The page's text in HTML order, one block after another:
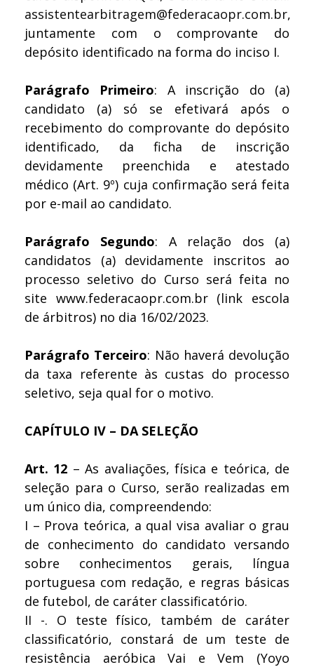
assistentearbitragem@federacaopr.com.br,
juntamente com o comprovante do
depósito identificado na forma do inciso I.
Parágrafo Primeiro: A inscrição do (a)
candidato (a) só se efetivará após o
recebimento do comprovante do depósito
identificado, da ficha de inscrição
devidamente preenchida e atestado
médico (Art. 9º) cuja confirmação será feita
por e-mail ao candidato.
Parágrafo Segundo: A relação dos (a)
candidatos (a) devidamente inscritos ao
processo seletivo do Curso será feita no
site www.federacaopr.com.br (link escola
de árbitros) no dia 16/02/2023.
Parágrafo Terceiro: Não haverá devolução
da taxa referente às custas do processo
seletivo, seja qual for o motivo.
CAPÍTULO IV – DA SELEÇÃO
Art. 12 – As avaliações, física e teórica, de
seleção para o Curso, serão realizadas em
um único dia, compreendendo:
I – Prova teórica, a qual visa avaliar o grau
de conhecimento do candidato versando
sobre conhecimentos gerais, língua
portuguesa com redação, e regras básicas
de futebol, de caráter classificatório.
II -. O teste físico, também de caráter
classificatório, constará de um teste de
resistência aeróbica Vai e Vem (Yoyo